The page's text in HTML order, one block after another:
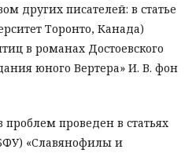
других писателей: в статье
Торонто, Канада)
в романах Достоевского
юного Вертера» И. В. фон
проведен в статьях
«Славянофилы и